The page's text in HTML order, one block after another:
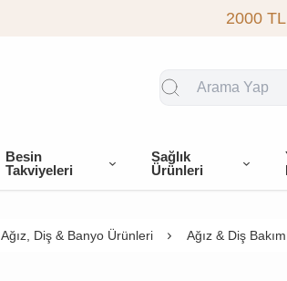
2000
Besin
Takviyeleri
Sağlık
Ürünleri
Ağız, Diş & Banyo Ürünleri Ağız & Diş